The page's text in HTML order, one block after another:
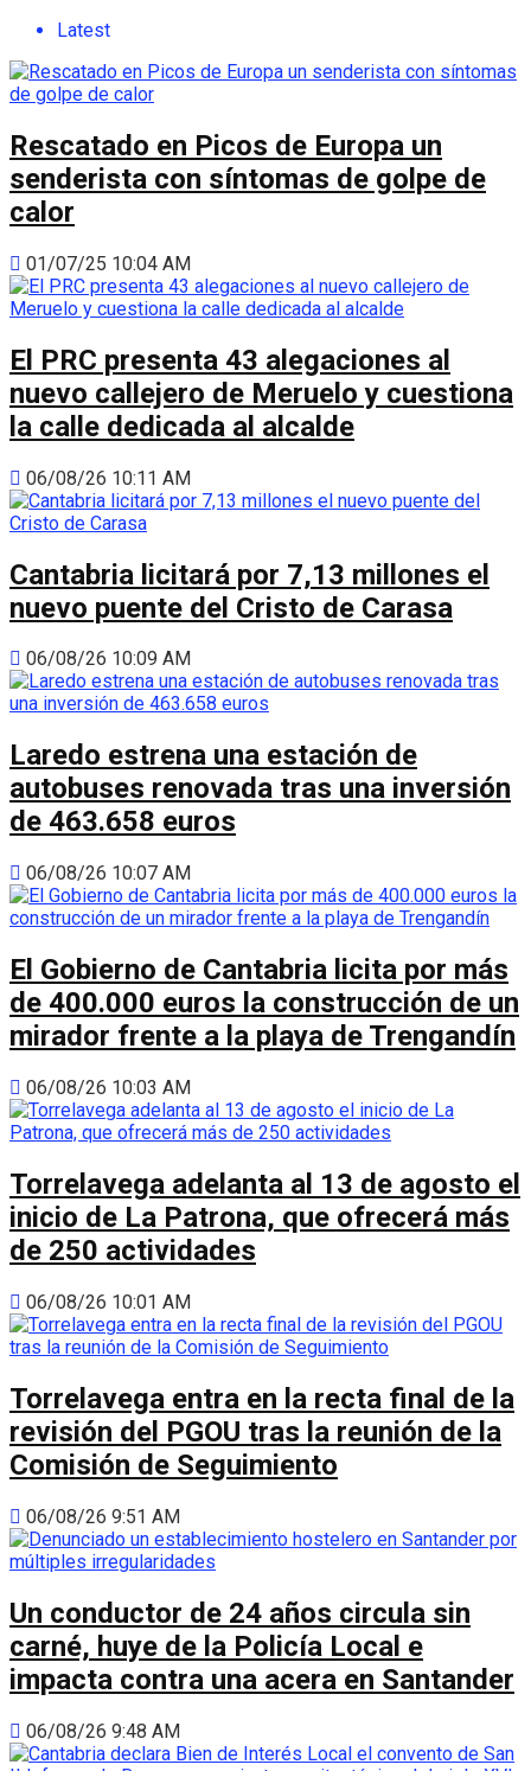
Latest
Rescatado en Picos de Europa un
senderista con síntomas de golpe de
calor
01/07/25 10:04 AM
El PRC presenta 43 alegaciones al
nuevo callejero de Meruelo y cuestiona
la calle dedicada al alcalde
06/08/26 10:11 AM
Cantabria licitará por 7,13 millones el
nuevo puente del Cristo de Carasa
06/08/26 10:09 AM
Laredo estrena una estación de
autobuses renovada tras una inversión
de 463.658 euros
06/08/26 10:07 AM
El Gobierno de Cantabria licita por más
de 400.000 euros la construcción de un
mirador frente a la playa de Trengandín
06/08/26 10:03 AM
Torrelavega adelanta al 13 de agosto el
inicio de La Patrona, que ofrecerá más
de 250 actividades
06/08/26 10:01 AM
Torrelavega entra en la recta final de la
revisión del PGOU tras la reunión de la
Comisión de Seguimiento
06/08/26 9:51 AM
Un conductor de 24 años circula sin
carné, huye de la Policía Local e
impacta contra una acera en Santander
06/08/26 9:48 AM